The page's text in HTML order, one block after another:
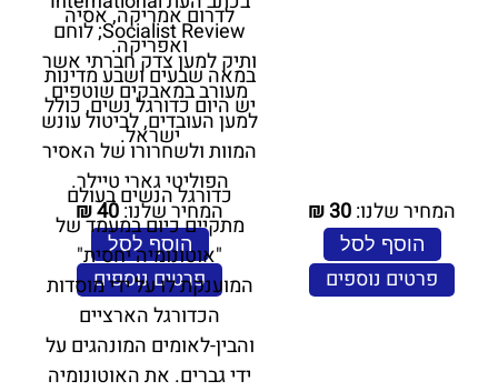
המחיר שלנו:30
₪
הוסף לסל
פרטים נוספים
Socialist Review; לוחם
ותיק למען צדק חברתי אשר
מעורב במאבקים שוטפים
למען העובדים, לביטול עונש
המוות ולשחרורו של האסיר
הפוליטי גארי טיילר.
המחיר שלנו:40
₪
הוסף לסל
פרטים נוספים
לדרום אמריקה, אסיה
ואפריקה.
במאה שבעים ושבע מדינות
יש היום כדורגל נשים, כולל
ישראל.
כדורגל הנשים בעולם
מתקיים כיום במעמד של
"אוטונומיה יחסית"
המוענקת לו על ידי מוסדות
הכדורגל הארציים
והבין-לאומים המונהגים על
ידי גברים. את האוטונומיה